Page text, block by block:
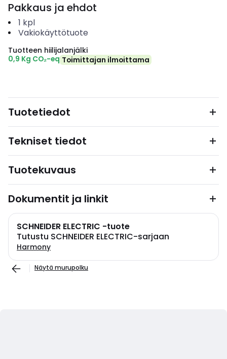
Pakkaus ja ehdot
1 kpl
Vakiokäyttötuote
Tuotteen hiilijalanjälki
0,9 Kg CO₂-eq Toimittajan ilmoittama
Tuotetiedot
Tekniset tiedot
Tuotekuvaus
Dokumentit ja linkit
SCHNEIDER ELECTRIC -tuote
Tutustu SCHNEIDER ELECTRIC-sarjaan
Harmony
Näytä murupolku